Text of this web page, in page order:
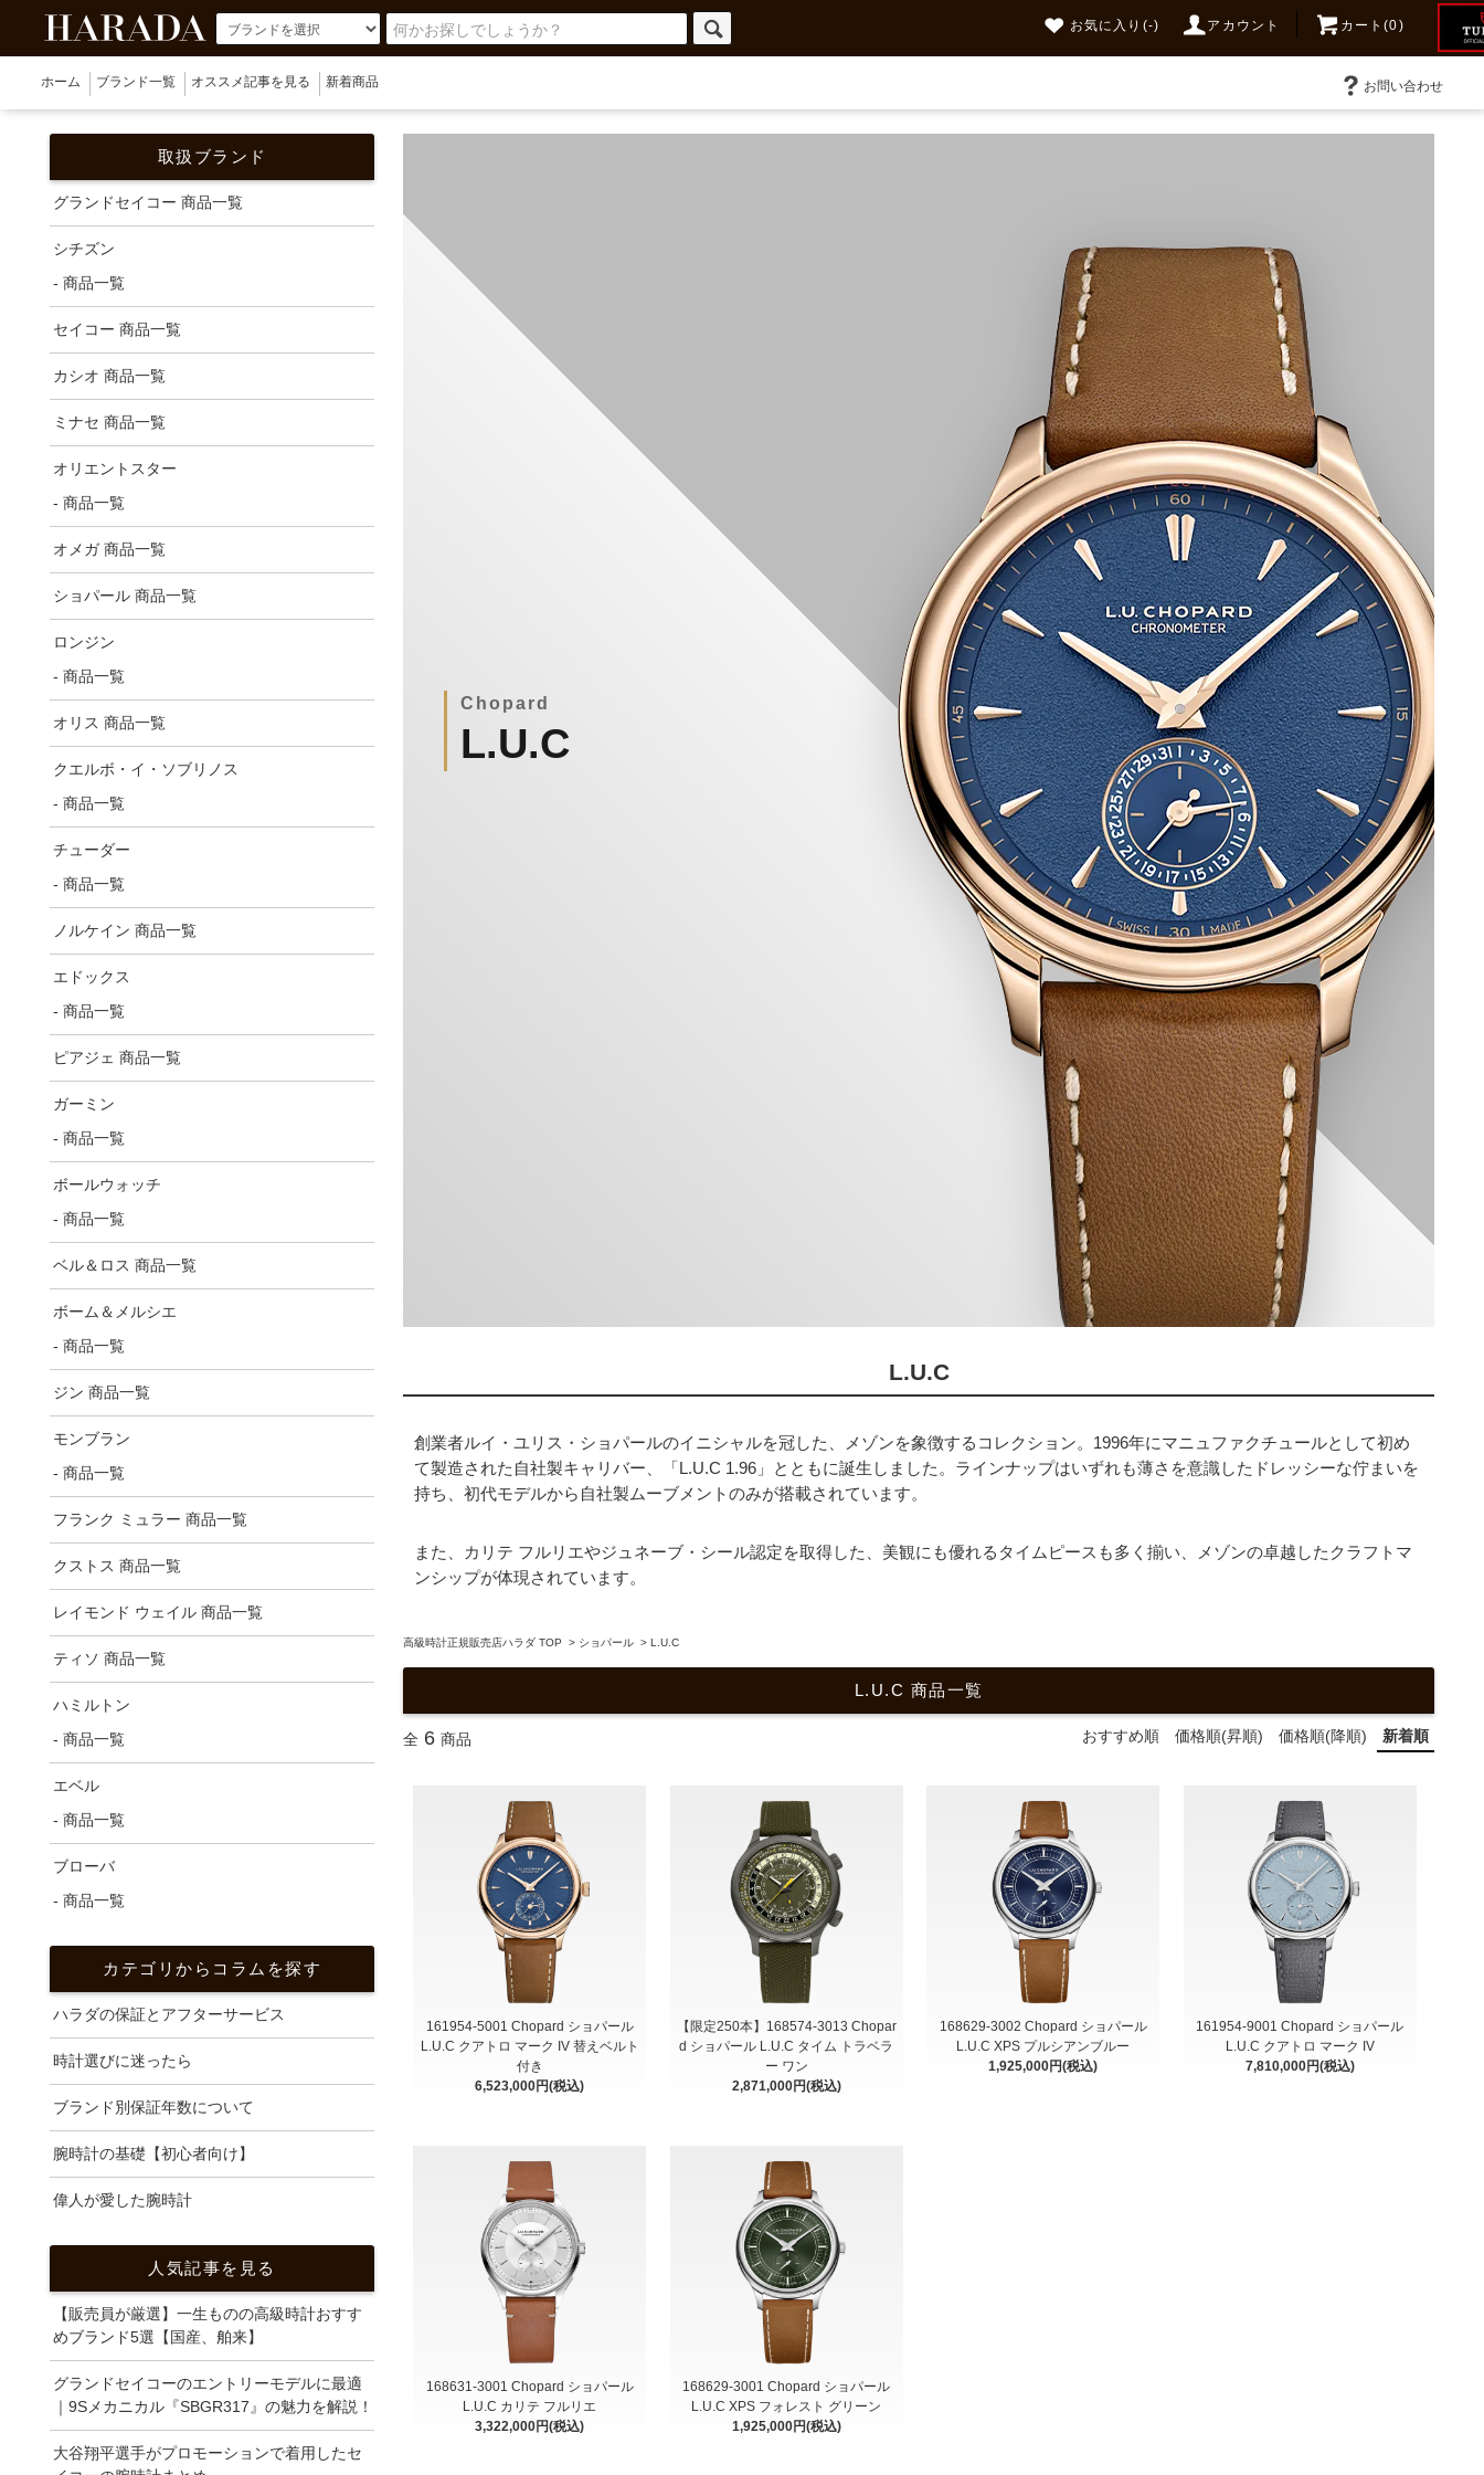
お気に入り (-) アカウント カート(0)
ホーム ブランド一覧 オススメ記事を見る 新着商品 お問い合わせ
Chopard
L.U.C
L.U.C
創業者ルイ・ユリス・ショパールのイニシャルを冠した、メゾンを象徴するコレクション。1996年にマニュファクチュールとして初め
て製造された自社製キャリバー、「L.U.C 1.96」とともに誕生しました。ラインナップはいずれも薄さを意識したドレッシーな佇まいを
持ち、初代モデルから自社製ムーブメントのみが搭載されています。
また、カリテ フルリエやジュネーブ・シール認定を取得した、美観にも優れるタイムピースも多く揃い、メゾンの卓越したクラフトマ
ンシップが体現されています。
高級時計正規販売店ハラダ TOP > ショパール > L.U.C
L.U.C 商品一覧
全 6 商品 おすすめ順 価格順(昇順) 価格順(降順) 新着順
161954-5001 Chopard ショパール
L.U.C クアトロ マーク IV 替えベルト
付き
6,523,000円(税込)
【限定250本】168574-3013 Chopar
d ショパール L.U.C タイム トラベラ
ー ワン
2,871,000円(税込)
168629-3002 Chopard ショパール
L.U.C XPS プルシアンブルー
1,925,000円(税込)
161954-9001 Chopard ショパール
L.U.C クアトロ マーク IV
7,810,000円(税込)
168631-3001 Chopard ショパール
L.U.C カリテ フルリエ
3,322,000円(税込)
168629-3001 Chopard ショパール
L.U.C XPS フォレスト グリーン
1,925,000円(税込)
取扱ブランド
グランドセイコー 商品一覧
シチズン
- 商品一覧
セイコー 商品一覧
カシオ 商品一覧
ミナセ 商品一覧
オリエントスター
- 商品一覧
オメガ 商品一覧
ショパール 商品一覧
ロンジン
- 商品一覧
オリス 商品一覧
クエルボ・イ・ソブリノス
- 商品一覧
チューダー
- 商品一覧
ノルケイン 商品一覧
エドックス
- 商品一覧
ピアジェ 商品一覧
ガーミン
- 商品一覧
ボールウォッチ
- 商品一覧
ベル＆ロス 商品一覧
ボーム＆メルシエ
- 商品一覧
ジン 商品一覧
モンブラン
- 商品一覧
フランク ミュラー 商品一覧
クストス 商品一覧
レイモンド ウェイル 商品一覧
ティソ 商品一覧
ハミルトン
- 商品一覧
エベル
- 商品一覧
ブローバ
- 商品一覧
カテゴリからコラムを探す
ハラダの保証とアフターサービス
時計選びに迷ったら
ブランド別保証年数について
腕時計の基礎【初心者向け】
偉人が愛した腕時計
人気記事を見る
【販売員が厳選】一生ものの高級時計おすす
めブランド5選【国産、舶来】
グランドセイコーのエントリーモデルに最適
｜9Sメカニカル『SBGR317』の魅力を解説！
大谷翔平選手がプロモーションで着用したセ